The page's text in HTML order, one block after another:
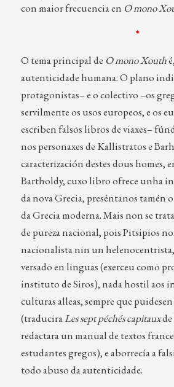
con maior frecuencia en O mono
*
O tema principal de O mono Xouth
autenticidade humana. O plano
protagonistas– e o colectivo –os
servilmente os usos europeos, e os
escriben falsos libros de viaxes–
nos personaxes de Kallistratos e
caracterización destes dous homes,
Bartholdy, cuxo libro ofrece unha
da nova Grecia, preséntanos tamén
da Grecia moderna. Mais non se
de pureza nacional, pois Pitsipios
nacionalista nin un
versado en linguas (exerceu como
instituto de Siros), nada hostil aos
culturas alleas, sempre que
(traduciraLes sept péchés capitauxde
redactara un manual de textos
estudantes gregos), e aborrecía a
todo abuso da autenticidade.